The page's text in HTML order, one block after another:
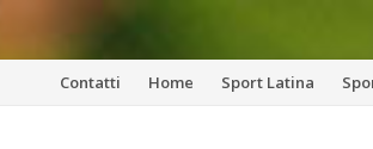
VaiContatti Home Sport Latina